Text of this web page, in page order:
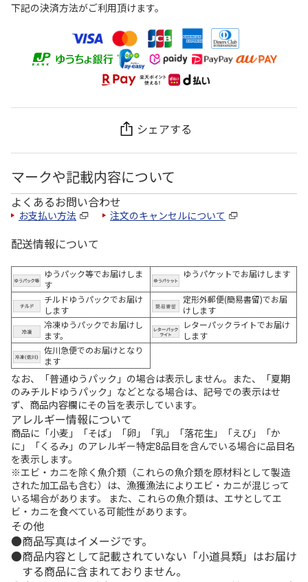
下記の決済方法がご利用頂けます。
シェアする
マークや記載内容について
よくあるお問い合わせ
お支払い方法 注文のキャンセルについて
配送情報について
ゆうパック等でお届けしま
す
ゆうパケットでお届けします
チルドゆうパックでお届け
します
定形外郵便(簡易書留)でお届
けします
冷凍ゆうパックでお届けし
ます。
レターパックライトでお届け
します
佐川急便でのお届けとなり
ます
なお、「普通ゆうパック」の場合は表示しません。また、「夏期
のみチルドゆうパック」などとなる場合は、記号での表示はせ
ず、商品内容欄にその旨を表示しています。
アレルギー情報について
商品に「小麦」「そば」「卵」「乳」「落花生」「えび」「か
に」「くるみ」のアレルギー特定8品目を含んでいる場合に品目名
を表示します。
※エビ・カニを除く魚介類（これらの魚介類を原材料として製造
された加工品も含む）は、漁獲漁法によりエビ・カニが混じって
いる場合があります。 また、これらの魚介類は、エサとしてエ
ビ・カニを食べている可能性があります。
その他
商品写真はイメージです。
商品内容として記載されていない「小道具類」はお届け
する商品に含まれておりません。